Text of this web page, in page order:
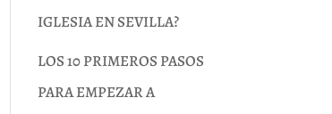
IGLESIA EN SEVILLA?
LOS 10 PRIMEROS PASOS
PARA EMPEZAR A